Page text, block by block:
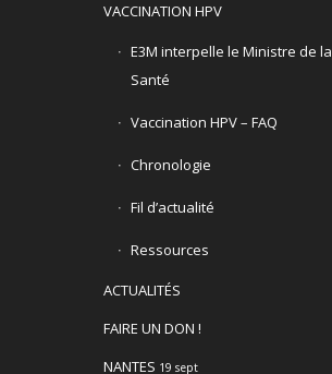
VACCINATION HPV
E3M interpelle le Ministre de la
Santé
Vaccination HPV – FAQ
Chronologie
Fil d’actualité
Ressources
ACTUALITÉS
FAIRE UN DON !
NANTES 19 sept